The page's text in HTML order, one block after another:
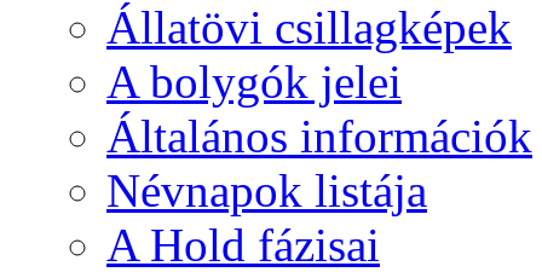
Ál­lat­övi csil­lag­ké­pek
A boly­gók je­lei
Ál­ta­lá­nos in­for­má­ci­ók
Név­na­pok lis­tá­ja
A Hold fá­zi­sai